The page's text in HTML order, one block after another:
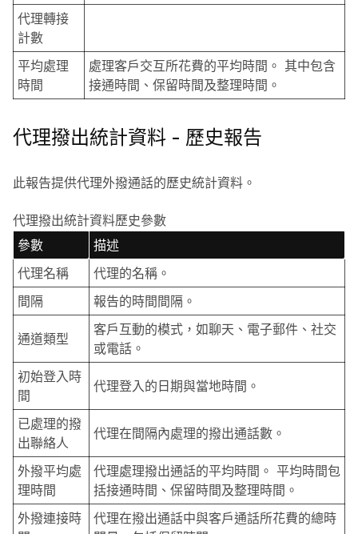
代理轉接
計數
平均處理
時間
處理客戶交互所花費的平均時間。 其中包含
接通時間、保留時間及整理時間。
代理撥出統計資料 - 歷史報告
此報告提供代理外撥通話的歷史統計資料。
代理撥出統計資料歷史參數
參數
描述
代理名稱
代理的名稱。
間隔
報告的時間間隔。
通道類型
客戶互動的模式，如聊天、電子郵件、社交
或電話。
初始登入時
間
代理登入的日期與當地時間。
已處理的撥
出聯絡人
代理在間隔內處理的撥出通話數。
外撥平均處
理時間
代理處理撥出通話的平均時間。 平均時間包
括接通時間、保留時間及整理時間。
外撥連接時
代理在撥出通話中與客戶通話所花費的總時